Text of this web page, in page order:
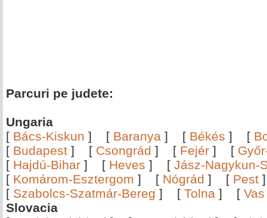
Parcuri pe judete:
Ungaria
[ Bács-Kiskun ] [ Baranya ] [ Békés ] [
[ Budapest ] [ Csongrád ] [ Fejér ] [
[ Hajdú-Bihar ] [ Heves ] [ Jász-Nagykun-
[ Komárom-Esztergom ] [ Nógrád ] [ Pest
[ Szabolcs-Szatmár-Bereg ] [ Tolna ] [ Vas
Slovacia